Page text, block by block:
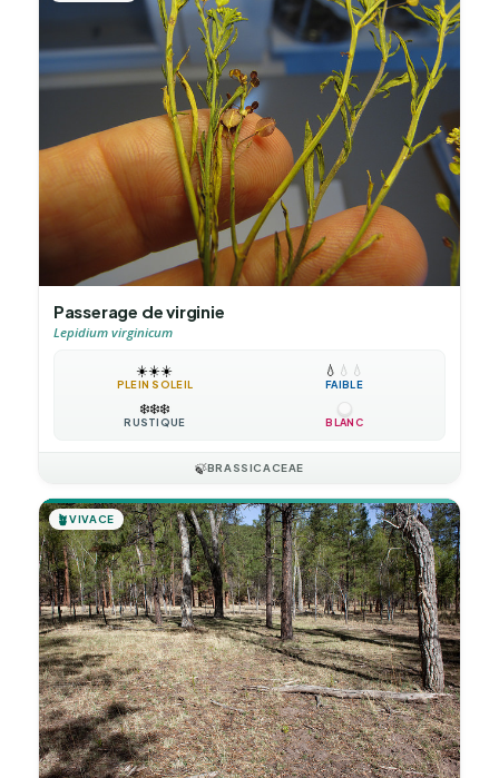
Passerage de virginie
Lepidium virginicum
☀️☀️☀️
PLEIN SOLEIL
💧 💧 💧
FAIBLE
❄️❄️❄️
RUSTIQUE BLANC
🍃BRASSICACEAE
🪴VIVACE